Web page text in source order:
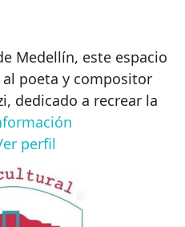
Medellín, este espacio
poeta y compositor
dedicado a recrear la
perfil